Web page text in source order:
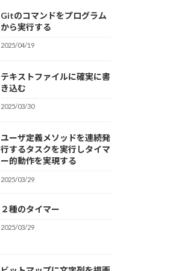
Gitのコマンドをプログラム
から実行する
2025/04/19
テキストファイルに確実に書
き込む
2025/03/30
ユーザ定義メソッドを連続発
行するタスクを実行しタイマ
ー的動作を実現する
2025/03/29
２種のタイマー
2025/03/29